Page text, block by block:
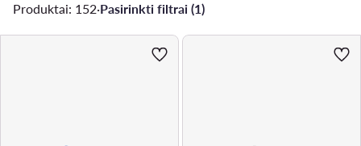
Produktai: 152·Pasirinkti filtrai (1)